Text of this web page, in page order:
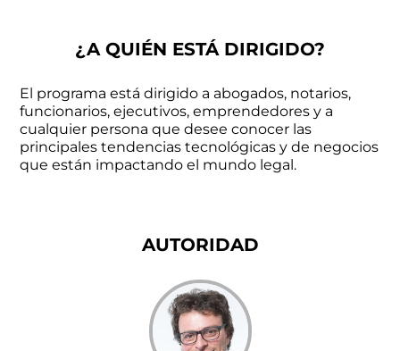
¿A QUIÉN ESTÁ DIRIGIDO?
El programa está dirigido a abogados, notarios,
funcionarios, ejecutivos, emprendedores y a
cualquier persona que desee conocer las
principales tendencias tecnológicas y de negocios
que están impactando el mundo legal.
AUTORIDAD